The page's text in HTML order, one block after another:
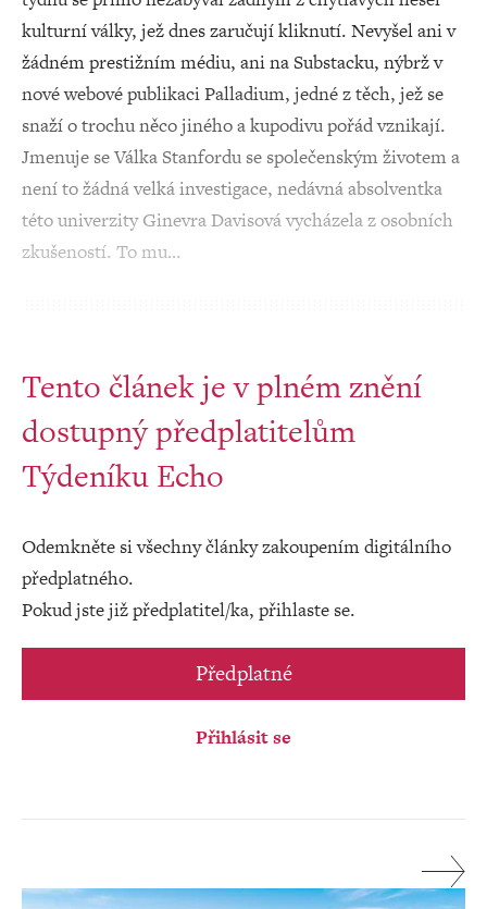
kulturní války, jež dnes zaručují kliknutí. Nevyšel ani v
žádném prestižním médiu, ani na Substacku, nýbrž v
nové webové publikaci Palladium, jedné z těch, jež se
snaží o trochu něco jiného a kupodivu pořád vznikají.
Jmenuje se Válka Stanfordu se společenským životem a
není to žádná velká investigace, nedávná absolventka
této univerzity Ginevra Davisová vycházela z osobních
zkušeností. To mu…
Tento článek je v plném znění
dostupný předplatitelům
Týdeníku Echo
Odemkněte si všechny články zakoupením digitálního
předplatného.
Pokud jste již předplatitel/ka, přihlaste se.
Předplatné
Přihlásit se